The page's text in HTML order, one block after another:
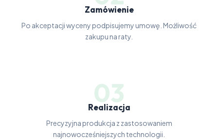
Zamówienie
Po akceptacji wyceny podpisujemy umowę. Możliwość
zakupu na raty.
03
Realizacja
Precyzyjna produkcja z zastosowaniem
najnowocześniejszych technologii.